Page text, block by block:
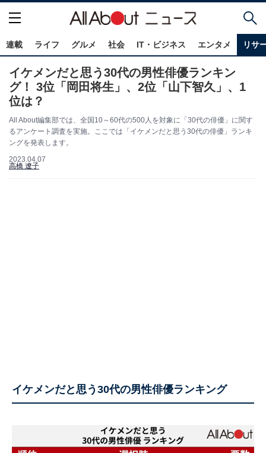
連載 ライフ グルメ 社会 IT・ビジネス エンタメ リサ
イケメンだと思う30代の男性俳優ランキン
グ！ 3位「岡田将生」、2位「山下智久」、1
位は？
All About編集部では、全国10～60代の500人を対象に「30代の俳優」に関す
るアンケート調査を実施。ここでは「イケメンだと思う30代の俳優」ランキ
ングを発表します。
2023.04.07
高橋 遼子
イケメンだと思う30代の男性俳優ランキング